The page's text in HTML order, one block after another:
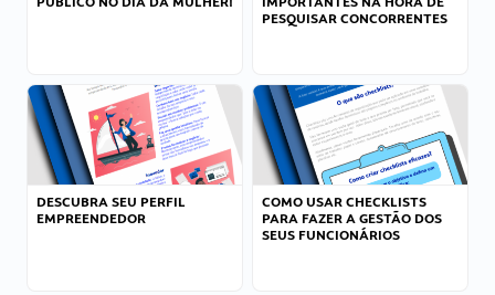
PESQUISAR CONCORRENTES
DESCUBRA SEU PERFIL
EMPREENDEDOR
COMO USAR CHECKLISTS
PARA FAZER A GESTÃO DOS
SEUS FUNCIONÁRIOS